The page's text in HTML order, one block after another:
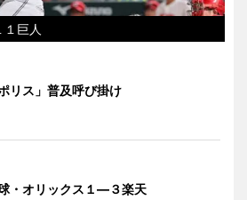
巨人
リス」普及呼び掛け
・オリックス１―３楽天